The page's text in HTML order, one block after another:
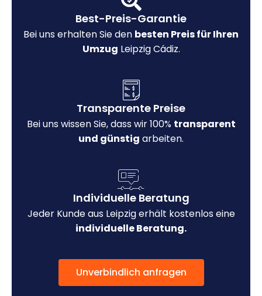
Best-Preis-Garantie
Bei uns erhalten Sie den besten Preis für Ihren
Umzug Leipzig Cádiz.
Transparente Preise
Bei uns wissen Sie, dass wir 100% transparent
und günstig arbeiten.
Individuelle Beratung
Jeder Kunde aus Leipzig erhält kostenlos eine
individuelle Beratung.
Unverbindlich anfragen